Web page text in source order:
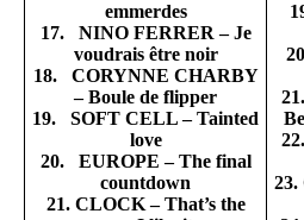
emmerdes
17. NINO FERRER – Je
voudrais être noir
18. CORYNNE CHARBY
– Boule de flipper
19. SOFT CELL – Tainted
love
20. EUROPE – The final
countdown
21. CLOCK – That’s the
23.